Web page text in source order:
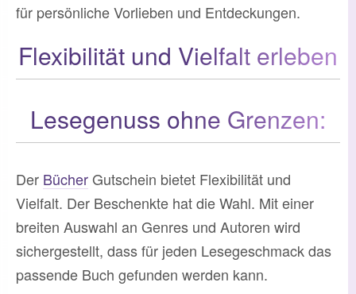
für persönliche Vorlieben und Entdeckungen.
Flexibilität und Vielfalt erleben
Lesegenuss ohne Grenzen:
Der BücherGutschein bietet Flexibilität und
Vielfalt. Der Beschenkte hat die Wahl. Mit einer
breiten Auswahl an Genres und Autoren wird
sichergestellt, dass für jeden Lesegeschmack das
passende Buch gefunden werden kann.